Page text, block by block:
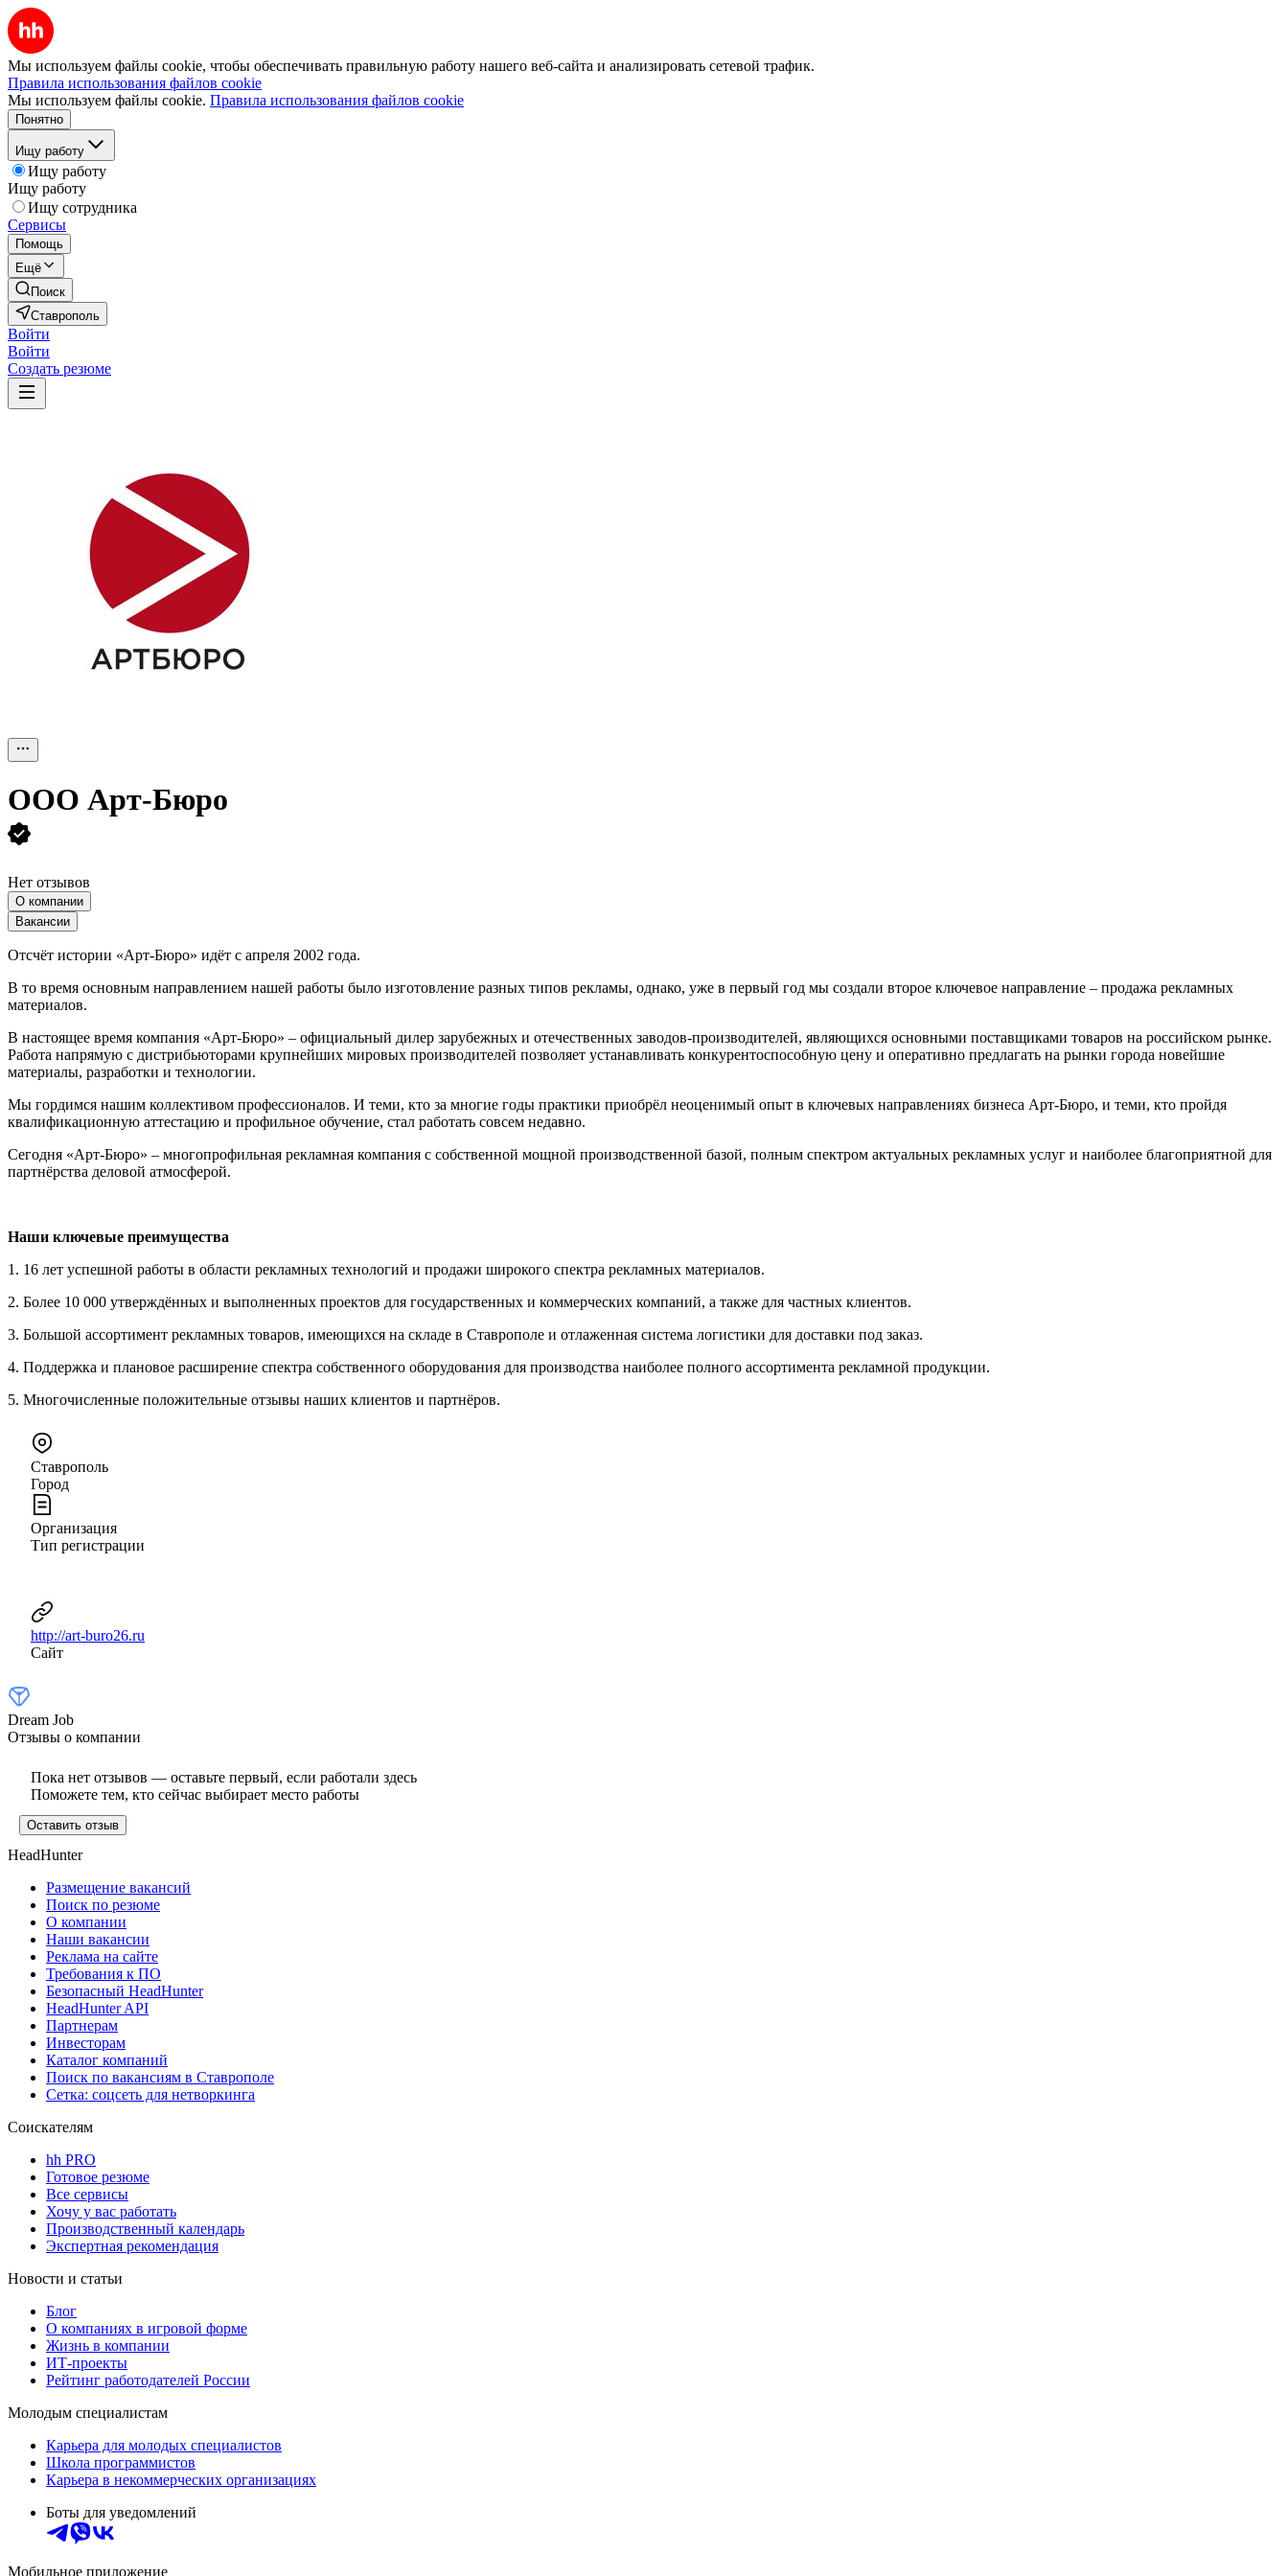
Мы используем файлы cookie, чтобы обеспечивать правильную работу нашего веб-сайта и анализировать сетевой трафик.
Правила использования файлов cookie
Мы используем файлы cookie. Правила использования файлов cookie
Понятно
Ищу работу
Ищу работу
Ищу работу
Ищу сотрудника
Сервисы
Помощь
Ещё
Поиск
Ставрополь
Войти
Войти
Создать резюме
ООО Арт-Бюро
Нет отзывов
О компании
Вакансии
Отсчёт истории «Арт-Бюро» идёт с апреля 2002 года.
В то время основным направлением нашей работы было изготовление разных типов рекламы, однако, уже в первый год мы создали второе ключевое направление – продажа рекламных
материалов.
В настоящее время компания «Арт-Бюро» – официальный дилер зарубежных и отечественных заводов-производителей, являющихся основными поставщиками товаров на российском рынке.
Работа напрямую с дистрибьюторами крупнейших мировых производителей позволяет устанавливать конкурентоспособную цену и оперативно предлагать на рынки города новейшие
материалы, разработки и технологии.
Мы гордимся нашим коллективом профессионалов. И теми, кто за многие годы практики приобрёл неоценимый опыт в ключевых направлениях бизнеса Арт-Бюро, и теми, кто пройдя
квалификационную аттестацию и профильное обучение, стал работать совсем недавно.
Сегодня «Арт-Бюро» – многопрофильная рекламная компания с собственной мощной производственной базой, полным спектром актуальных рекламных услуг и наиболее благоприятной для
партнёрства деловой атмосферой.
Наши ключевые преимущества
1. 16 лет успешной работы в области рекламных технологий и продажи широкого спектра рекламных материалов.
2. Более 10 000 утверждённых и выполненных проектов для государственных и коммерческих компаний, а также для частных клиентов.
3. Большой ассортимент рекламных товаров, имеющихся на складе в Ставрополе и отлаженная система логистики для доставки под заказ.
4. Поддержка и плановое расширение спектра собственного оборудования для производства наиболее полного ассортимента рекламной продукции.
5. Многочисленные положительные отзывы наших клиентов и партнёров.
Ставрополь
Город
Организация
Тип регистрации
http://art-buro26.ru
Сайт
Dream Job
Отзывы о компании
Пока нет отзывов — оставьте первый, если работали здесь
Поможете тем, кто сейчас выбирает место работы
Оставить отзыв
HeadHunter
Размещение вакансий
Поиск по резюме
О компании
Наши вакансии
Реклама на сайте
Требования к ПО
Безопасный HeadHunter
HeadHunter API
Партнерам
Инвесторам
Каталог компаний
Поиск по вакансиям в Ставрополе
Сетка: соцсеть для нетворкинга
Соискателям
hh PRO
Готовое резюме
Все сервисы
Хочу у вас работать
Производственный календарь
Экспертная рекомендация
Новости и статьи
Блог
О компаниях в игровой форме
Жизнь в компании
ИТ-проекты
Рейтинг работодателей России
Молодым специалистам
Карьера для молодых специалистов
Школа программистов
Карьера в некоммерческих организациях
Боты для уведомлений
Мобильное приложение